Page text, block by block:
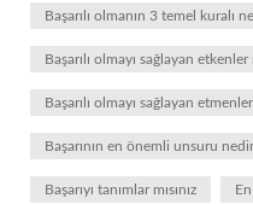
Başarılı olmanın 3 temel kuralı
Başarılı olmayı sağlayan
Başarılı olmayı sağlayan
Başarının en önemli unsuru nedir
Başarıyı tanımlar mısınız